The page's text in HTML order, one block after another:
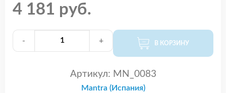
4 181 руб.
- + В КОРЗИНУ
Артикул: MN_0083
Mantra (Испания)